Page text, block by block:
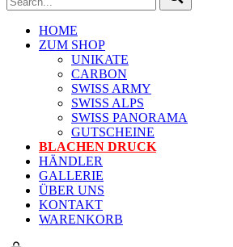
HOME
ZUM SHOP
UNIKATE
CARBON
SWISS ARMY
SWISS ALPS
SWISS PANORAMA
GUTSCHEINE
BLACHEN DRUCK
HÄNDLER
GALLERIE
ÜBER UNS
KONTAKT
WARENKORB